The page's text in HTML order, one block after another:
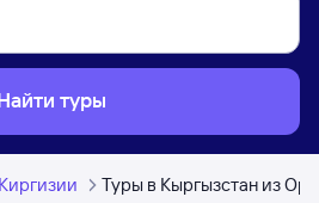
туры
Туры в Кыргызстан из